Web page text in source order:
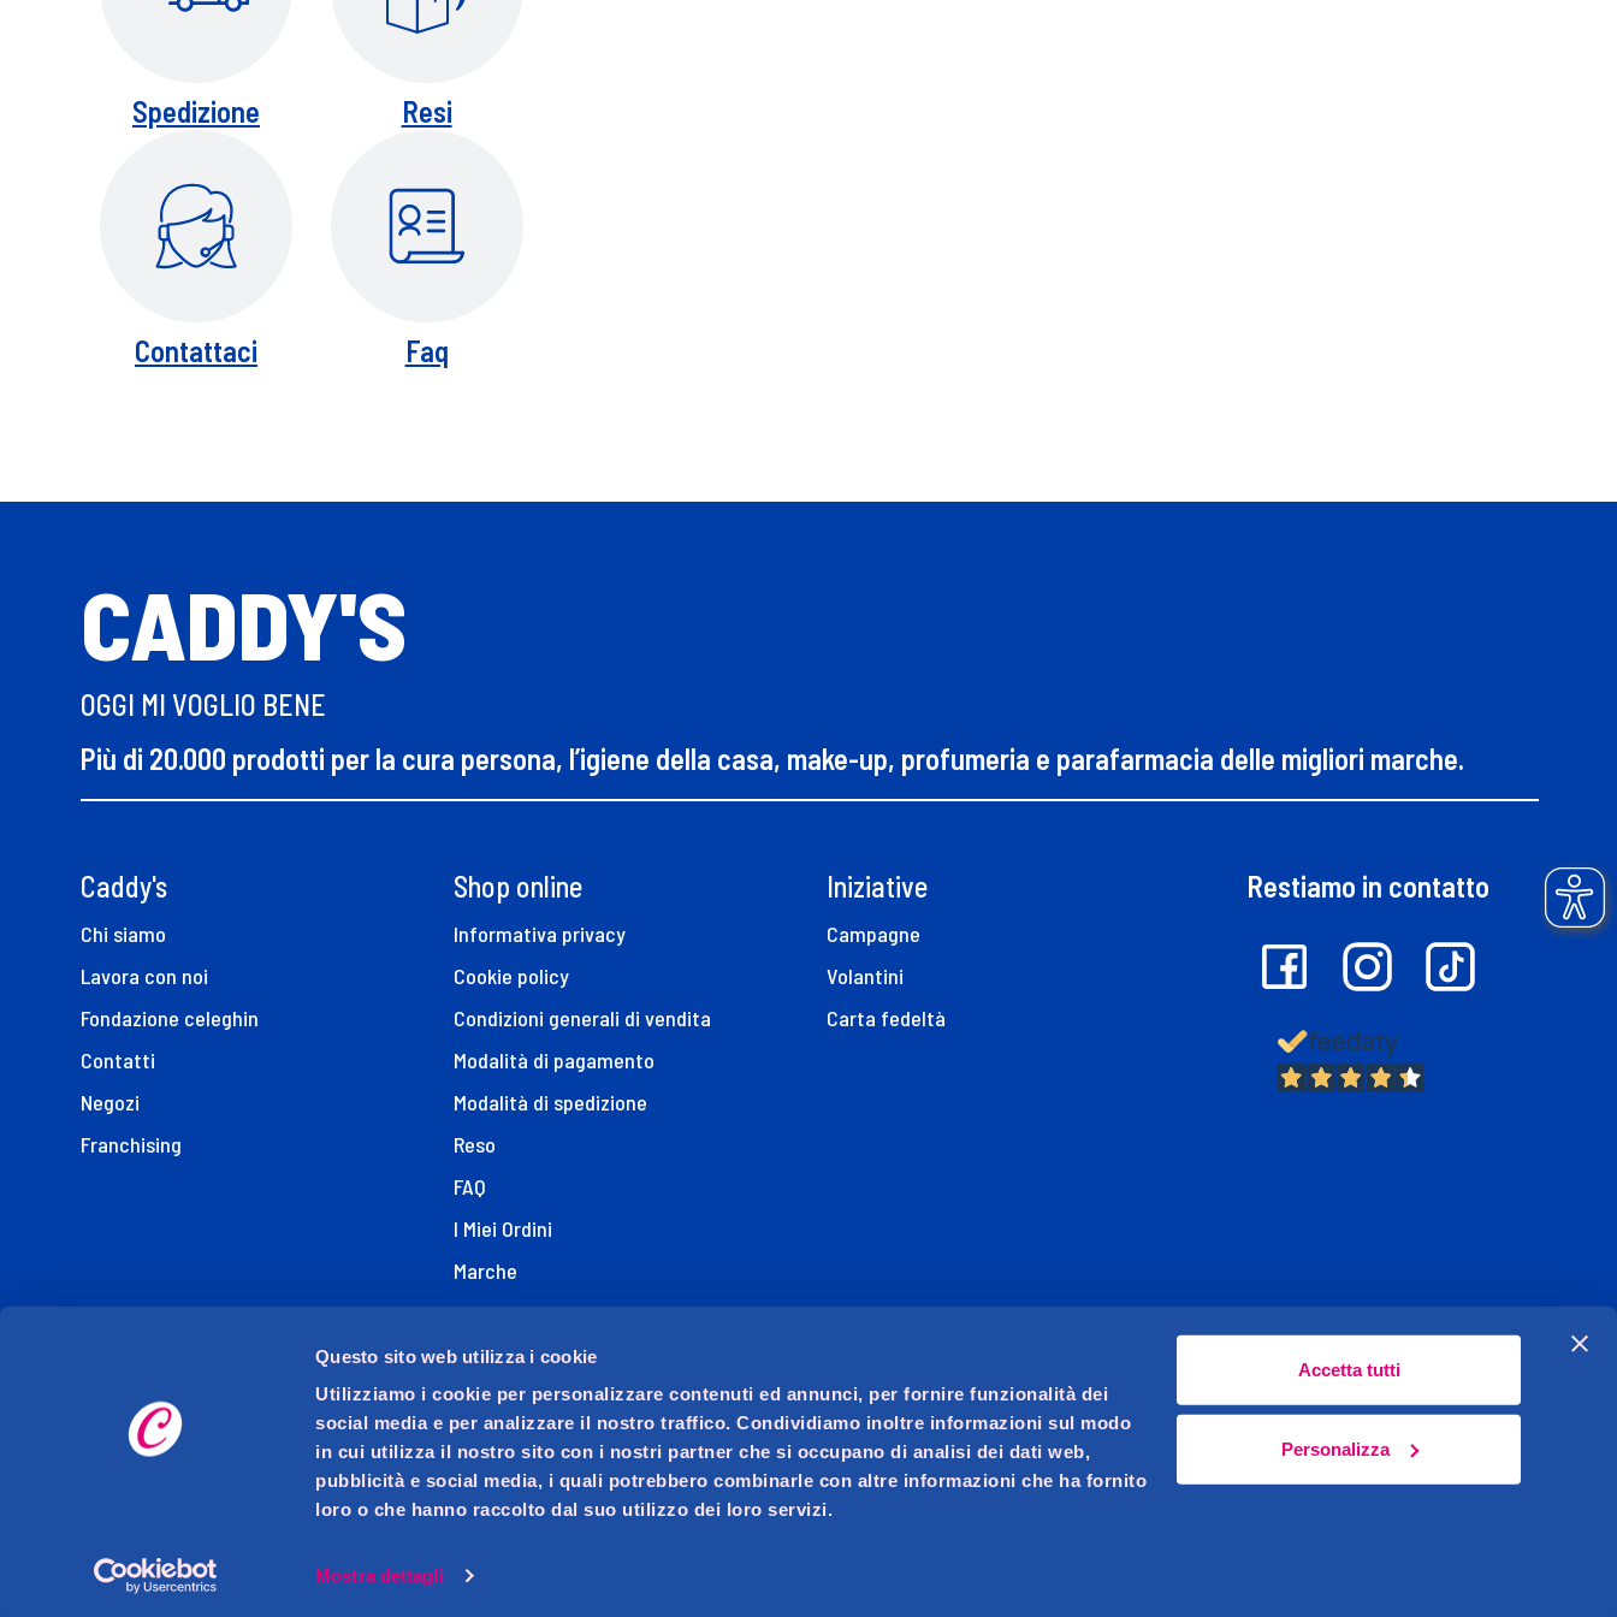
Questo sito web utilizza i cookie
Utilizziamo i cookie per personalizzare contenuti ed annunci, per fornire funzionalità dei
social media e per analizzare il nostro traffico. Condividiamo inoltre informazioni sul modo
in cui utilizza il nostro sito con i nostri partner che si occupano di analisi dei dati web,
pubblicità e social media, i quali potrebbero combinarle con altre informazioni che ha fornito
loro o che hanno raccolto dal suo utilizzo dei loro servizi.
Mostra dettagli
Accetta tutti
Personalizza
Spedizione Resi
Contattaci Faq
CADDY'S
OGGI MI VOGLIO BENE
Più di 20.000 prodotti per la cura persona, l’igiene della casa, make-up, profumeria e parafarmacia delle migliori marche.
Caddy's
Chi siamo
Lavora con noi
Fondazione celeghin
Contatti
Negozi
Franchising
Shop online
Informativa privacy
Cookie policy
Condizioni generali di vendita
Modalità di pagamento
Modalità di spedizione
Reso
FAQ
I Miei Ordini
Marche
Dichiarazione di Accessibilità
Iniziative
Campagne
Volantini
Carta fedeltà
Restiamo in contatto
D.M.O. DETTAGLIO MODERNO ORGANIZZATO S.p.A. con socio unico. Società soggetta a direzione e coordinamento di Celeghin Giovanni S.r.l. Sede legale Pernumia (PD)